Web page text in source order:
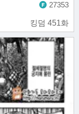
킹덤 451화
27353